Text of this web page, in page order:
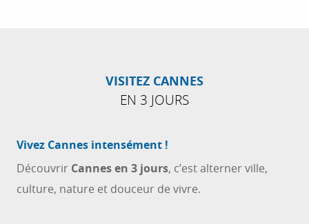
VISITEZ CANNES
EN 3 JOURS
Vivez Cannes intensément !
Découvrir Cannes en 3 jours, c’est alterner ville,
culture, nature et douceur de vivre.